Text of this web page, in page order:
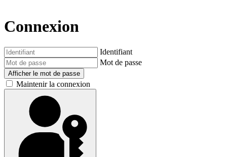
Connexion
Identifiant
Mot de passe
Afficher le mot de passe
Maintenir la connexion